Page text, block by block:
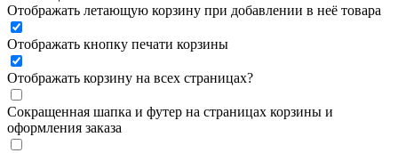
Отображать летающую корзину при добавлении в неё товара
Отображать кнопку печати корзины
Отображать корзину на всех страницах?
Сокращенная шапка и футер на страницах корзины и
оформления заказа